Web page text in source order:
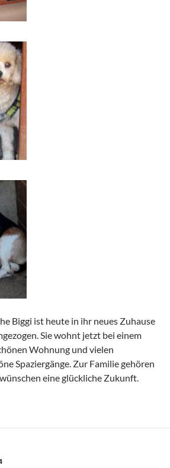
Biggi ist heute in ihr neues Zuhause
Sie wohnt jetzt bei einem
Wohnung und vielen
Spaziergänge. Zur Familie gehören
eine glückliche Zukunft.